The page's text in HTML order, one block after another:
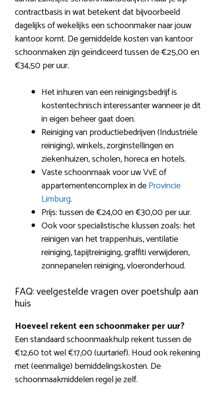
contractbasis in wat betekent dat bijvoorbeeld
dagelijks of wekelijks een schoonmaker naar jouw
kantoor komt. De gemiddelde kosten van kantoor
schoonmaken zijn geïndiceerd tussen de €25,00 en
€34,50 per uur.
Het inhuren van een reinigingsbedrijf is
kostentechnisch interessanter wanneer je dit
in eigen beheer gaat doen.
Reiniging van productiebedrijven (Industriële
reiniging), winkels, zorginstellingen en
ziekenhuizen, scholen, horeca en hotels.
Vaste schoonmaak voor uw VvE of
appartementencomplex in deProvincie
Limburg.
Prijs: tussen de €24,00 en €30,00 per uur.
Ook voor specialistische klussen zoals: het
reinigen van het trappenhuis, ventilatie
reiniging, tapijtreiniging, graffiti verwijderen,
zonnepanelen reiniging, vloeronderhoud.
FAQ: veelgestelde vragen over poetshulp aan
huis
Hoeveel rekent een schoonmaker per uur?
Een standaard schoonmaakhulp rekent tussen de
€12,60 tot wel €17,00 (uurtarief). Houd ook rekening
met (eenmalige) bemiddelingskosten. De
schoonmaakmiddelen regel je zelf.